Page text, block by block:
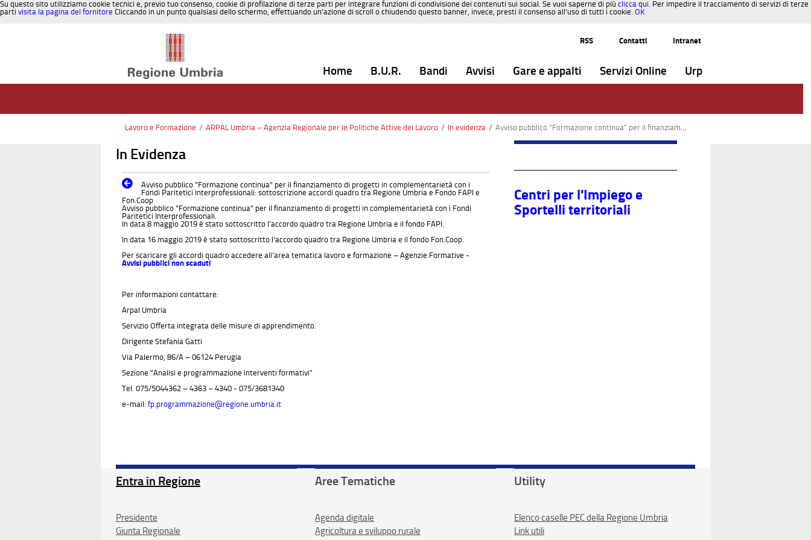
Su questo sito utilizziamo cookie tecnici e, previo tuo consenso, cookie di profilazione di terze parti per integrare funzioni di condivisione dei contenuti sui social. Se vuoi saperne di più clicca qui. Per impedire il tracciamento di servizi di terze
parti visita la pagina del fornitore Cliccando in un punto qualsiasi dello schermo, effettuando un’azione di scroll o chiudendo questo banner, invece, presti il consenso all’uso di tutti i cookie. OK
RSS
Contatti Intranet
Home B.U.R. Bandi Avvisi Gare e appalti Servizi Online Urp
Lavoro e Formazione / ARPAL Umbria – Agenzia Regionale per le Politiche Attive del Lavoro / In evidenza / Avviso pubblico “Formazione continua” per il finanziamento di progetti in complementarietà con i Fondi Paritetici Interprofessionali: sottoscrizione accordi quadro tra Regione Umbria e Fondo FAPI e Fon.Coop
In Evidenza
Avviso pubblico "Formazione continua" per il finanziamento di progetti in complementarietà con i
Fondi Paritetici Interprofessionali: sottoscrizione accordi quadro tra Regione Umbria e Fondo FAPI e
Fon.Coop
Avviso pubblico "Formazione continua" per il finanziamento di progetti in complementarietà con i Fondi
Paritetici Interprofessionali.
In data 8 maggio 2019 è stato sottoscritto l'accordo quadro tra Regione Umbria e il fondo FAPI.
In data 16 maggio 2019 è stato sottoscritto l'accordo quadro tra Regione Umbria e il fondo Fon.Coop.
Per scaricare gli accordi quadro accedere all'area tematica lavoro e formazione – Agenzie Formative -
Avvisi pubblici non scaduti
Per informazioni contattare:
Arpal Umbria
Servizio Offerta integrata delle misure di apprendimento.
Dirigente Stefania Gatti
Via Palermo, 86/A – 06124 Perugia
Sezione "Analisi e programmazione interventi formativi"
Tel. 075/5044362 – 4363 – 4340 - 075/3681340
e-mail: fp.programmazione@regione.umbria.it
Centri per l'Impiego e
Sportelli territoriali
Entra in Regione
Presidente
Giunta Regionale
Aree Tematiche
Agenda digitale
Agricoltura e sviluppo rurale
Utility
Elenco caselle PEC della Regione Umbria
Link utili